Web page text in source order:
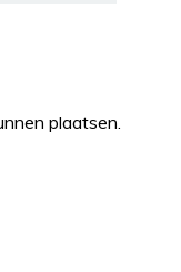
plaatsen.